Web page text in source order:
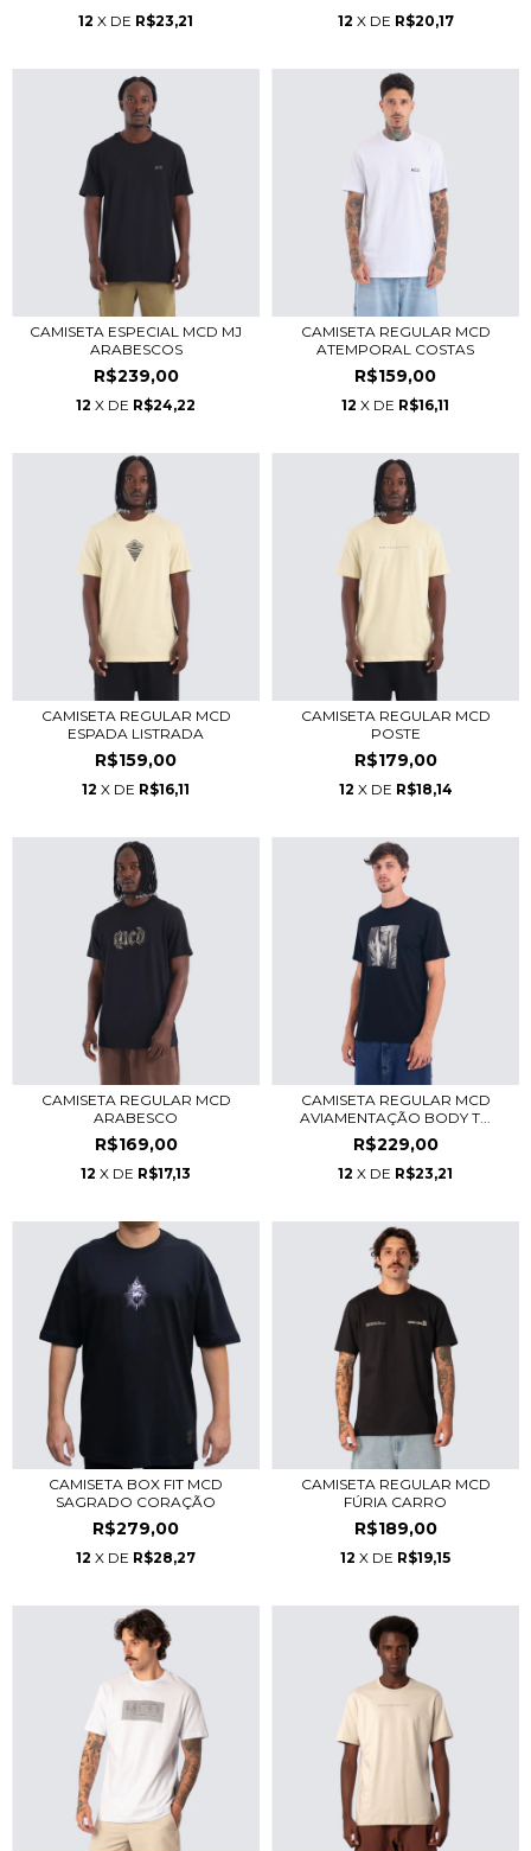
12 X DE R$23,21 12 X DE R$20,17
CAMISETA ESPECIAL MCD MJ
ARABESCOS
R$239,00
12 X DE R$24,22
CAMISETA REGULAR MCD
ATEMPORAL COSTAS
R$159,00
12 X DE R$16,11
CAMISETA REGULAR MCD
ESPADA LISTRADA
R$159,00
12 X DE R$16,11
CAMISETA REGULAR MCD
POSTE
R$179,00
12 X DE R$18,14
CAMISETA REGULAR MCD
ARABESCO
R$169,00
12 X DE R$17,13
CAMISETA REGULAR MCD
AVIAMENTAÇÃO BODY T...
R$229,00
12 X DE R$23,21
CAMISETA BOX FIT MCD
SAGRADO CORAÇÃO
R$279,00
12 X DE R$28,27
CAMISETA REGULAR MCD
FÚRIA CARRO
R$189,00
12 X DE R$19,15